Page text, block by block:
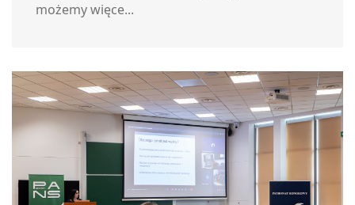
możemy więce...